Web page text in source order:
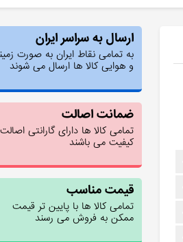
ارسال به سراسر ایران
به تمامی نقاط ایران به صورت
و هوایی کالا ها ارسال می شوند
ضمانت اصالت
تمامی کالا ها دارای گارانتی
کیفیت می باشند
قیمت مناسب
تمامی کالا ها با پایین تر قیمت
ممکن به فروش می رسند